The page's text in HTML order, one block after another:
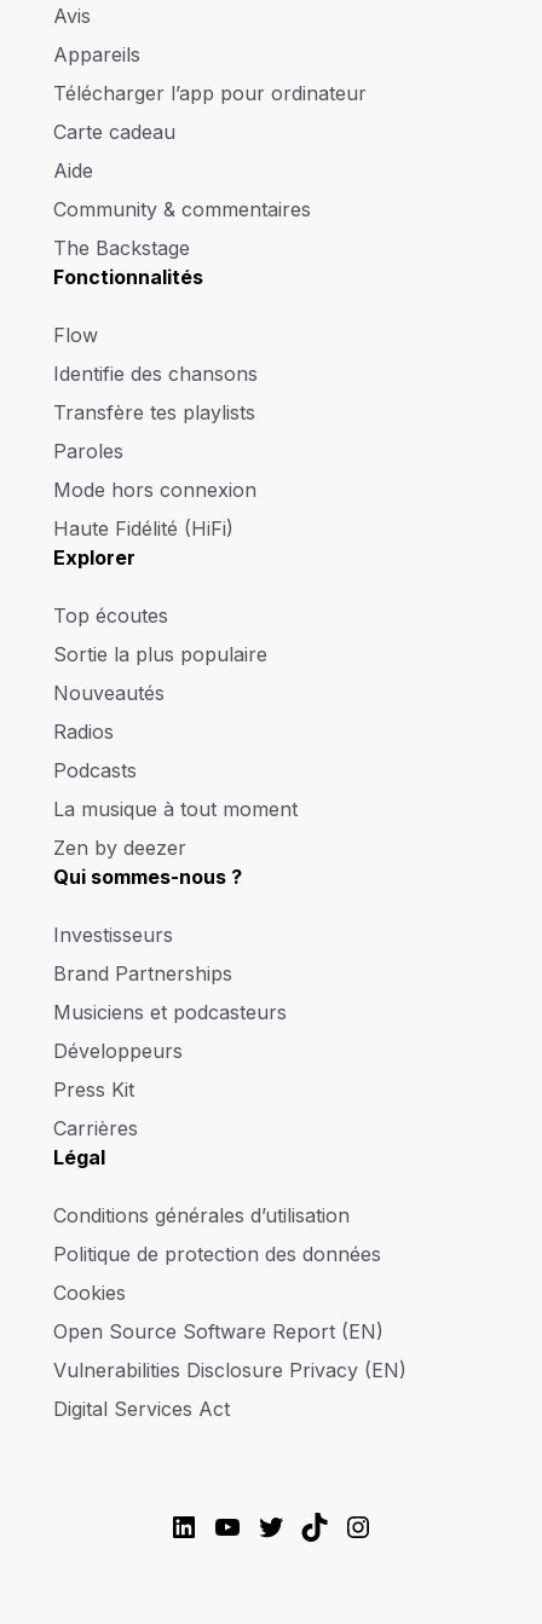
Avis
Appareils
Télécharger l’app pour ordinateur
Carte cadeau
Aide
Community & commentaires
The Backstage
Fonctionnalités
Flow
Identifie des chansons
Transfère tes playlists
Paroles
Mode hors connexion
Haute Fidélité (HiFi)
Explorer
Top écoutes
Sortie la plus populaire
Nouveautés
Radios
Podcasts
La musique à tout moment
Zen by deezer
Qui sommes-nous ?
Investisseurs
Brand Partnerships
Musiciens et podcasteurs
Développeurs
Press Kit
Carrières
Légal
Conditions générales d’utilisation
Politique de protection des données
Cookies
Open Source Software Report (EN)
Vulnerabilities Disclosure Privacy (EN)
Digital Services Act
LinkedIn
YouTube
Twitter
TikTokInstagram